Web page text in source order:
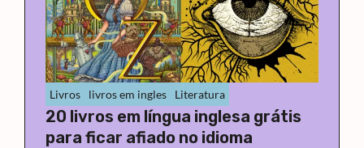
Livros livros em ingles Literatura
20 livros em língua inglesa grátis
para ficar afiado no idioma